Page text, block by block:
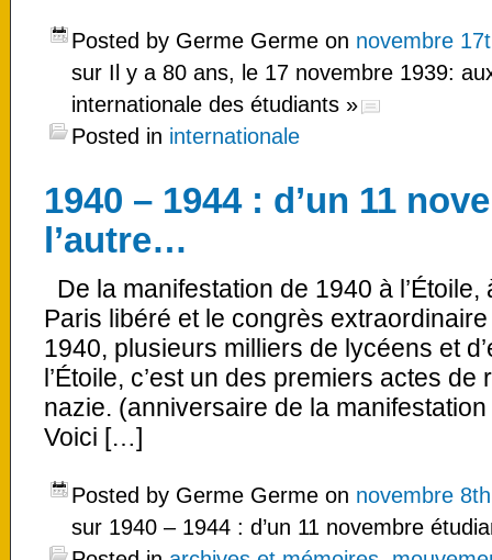
Posted by Germe Germe on novembre
sur Il y a 80 ans, le 17 novembre 1939:
internationale des étudiants »
Posted in internationale
1940 – 1944 : d’un 11
l’autre…
De la manifestation de 1940 à
Paris libéré et le congrès extraordinaire
1940, plusieurs milliers de lycéens et
l’Étoile, c’est un des premiers actes
nazie. (anniversaire de la
Voici […]
Posted by Germe Germe on novembre
sur 1940 – 1944 : d’un 11 novembre